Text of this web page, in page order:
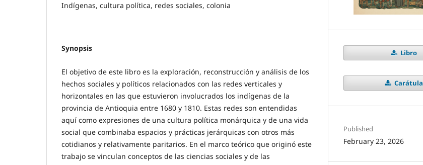
Indígenas, cultura política, redes sociales, colonia
Synopsis
El objetivo de este libro es la exploración, reconstrucción y análisis de los
hechos sociales y políticos relacionados con las redes verticales y
horizontales en las que estuvieron involucrados los indígenas de la
provincia de Antioquia entre 1680 y 1810. Estas redes son entendidas
aquí como expresiones de una cultura política monárquica y de una vida
social que combinaba espacios y prácticas jerárquicas con otros más
cotidianos y relativamente paritarios. En el marco teórico que originó este
trabajo se vinculan conceptos de las ciencias sociales y de las
Libro
Carátula
Published
February 23, 2026